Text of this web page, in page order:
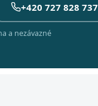
+420 727 828 737
a nezávazné